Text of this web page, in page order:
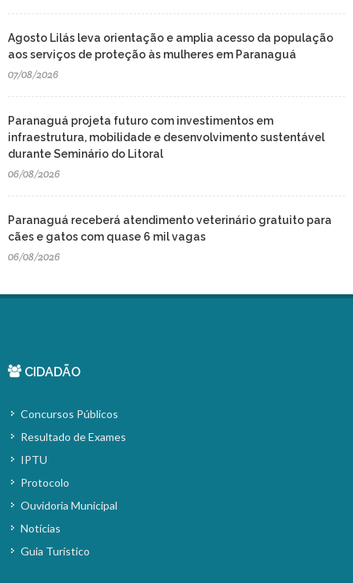
Agosto Lilás leva orientação e amplia acesso da população
aos serviços de proteção às mulheres em Paranaguá
07/08/2026
Paranaguá projeta futuro com investimentos em
infraestrutura, mobilidade e desenvolvimento sustentável
durante Seminário do Litoral
06/08/2026
Paranaguá receberá atendimento veterinário gratuito para
cães e gatos com quase 6 mil vagas
06/08/2026
CIDADÃO
Concursos Públicos
Resultado de Exames
IPTU
Protocolo
Ouvidoria Municipal
Notícias
Guia Turístico